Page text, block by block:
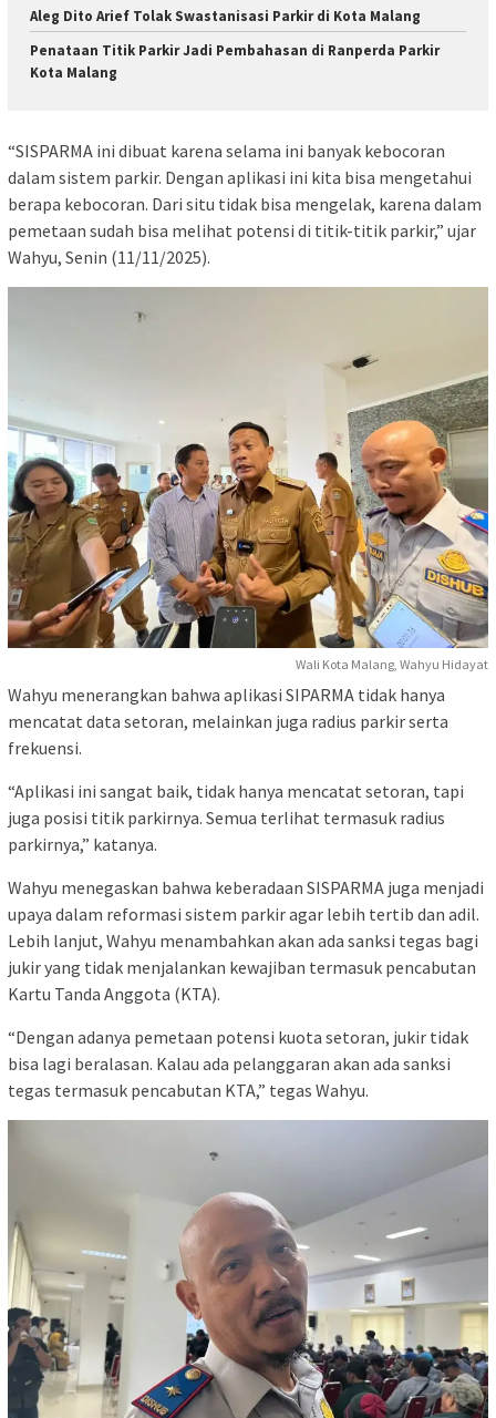
Aleg Dito Arief Tolak Swastanisasi Parkir di Kota Malang
Penataan Titik Parkir Jadi Pembahasan di Ranperda Parkir
Kota Malang
“SISPARMA ini dibuat karena selama ini banyak kebocoran
dalam sistem parkir. Dengan aplikasi ini kita bisa mengetahui
berapa kebocoran. Dari situ tidak bisa mengelak, karena dalam
pemetaan sudah bisa melihat potensi di titik-titik parkir,” ujar
Wahyu, Senin (11/11/2025).
Wali Kota Malang, Wahyu Hidayat
Wahyu menerangkan bahwa aplikasi SIPARMA tidak hanya
mencatat data setoran, melainkan juga radius parkir serta
frekuensi.
“Aplikasi ini sangat baik, tidak hanya mencatat setoran, tapi
juga posisi titik parkirnya. Semua terlihat termasuk radius
parkirnya,” katanya.
Wahyu menegaskan bahwa keberadaan SISPARMA juga menjadi
upaya dalam reformasi sistem parkir agar lebih tertib dan adil.
Lebih lanjut, Wahyu menambahkan akan ada sanksi tegas bagi
jukir yang tidak menjalankan kewajiban termasuk pencabutan
Kartu Tanda Anggota (KTA).
“Dengan adanya pemetaan potensi kuota setoran, jukir tidak
bisa lagi beralasan. Kalau ada pelanggaran akan ada sanksi
tegas termasuk pencabutan KTA,” tegas Wahyu.